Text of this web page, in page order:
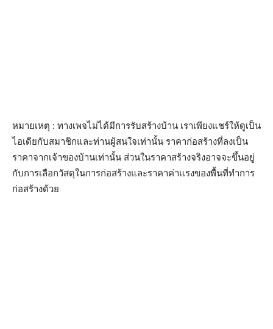
หมายเหตุ : ทางเพจไม่ได้มีการรับสร้างบ้าน เราเพียงแชร์ให้ดูเป็น
ไอเดียกับสมาชิกและท่านผู้สนใจเท่านั้น ราคาก่อสร้างที่ลงเป็น
ราคาจากเจ้าของบ้านเท่านั้น ส่วนในราคาสร้างจริงอาจจะขึ้นอยู่
กับการเลือกวัสดุในการก่อสร้างและราคาค่าแรงของพื้นที่ทำการ
ก่อสร้างด้วย